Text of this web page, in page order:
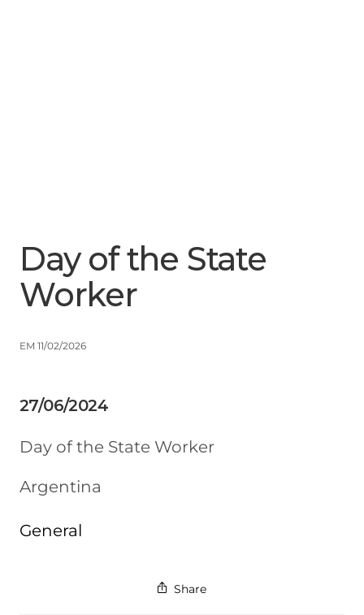
Day of the State
Worker
EM 11/02/2026
27/06/2024
Day of the State Worker
Argentina
General
Share